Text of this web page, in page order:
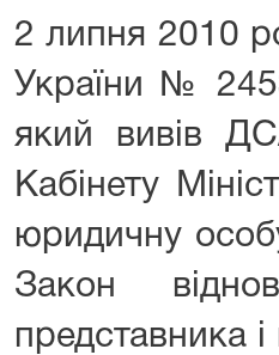
2 липня 2010
України №
який вивів
Кабінету
юридичну
Закон
представника